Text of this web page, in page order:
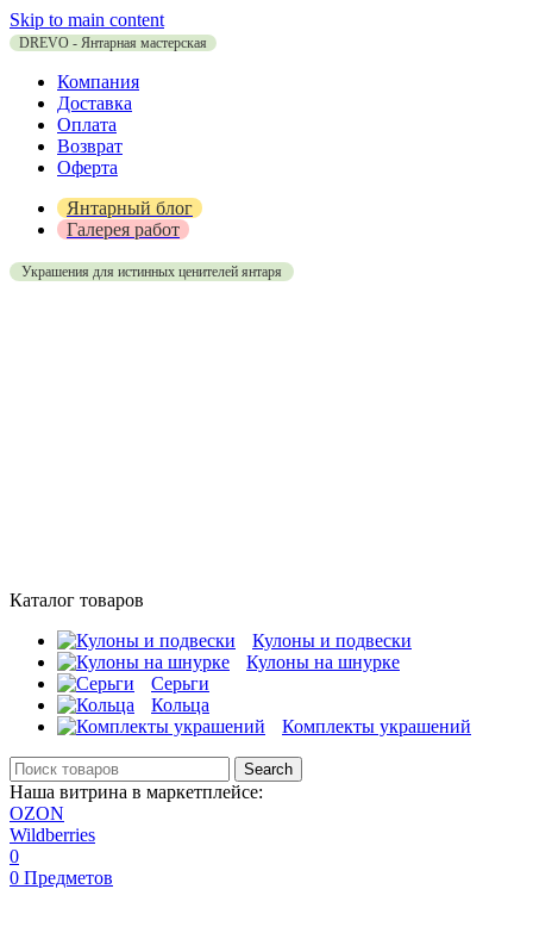
Skip to main content
DREVO - Янтарная мастерская
Компания
Доставка
Оплата
Возврат
Оферта
Янтарный блог
Галерея работ
Украшения для истинных ценителей янтаря
Каталог товаров
Кулоны и подвески
Кулоны на шнурке
Серьги
Кольца
Комплекты украшений
Search
Наша витрина в маркетплейсе:
OZON
Wildberries
0
0 Предметов